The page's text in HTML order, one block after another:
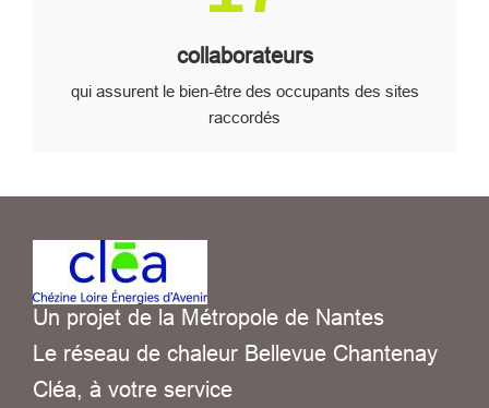
collaborateurs
qui assurent le bien-être des occupants des sites
raccordés
Un projet de la Métropole de Nantes
Le réseau de chaleur Bellevue Chantenay
Cléa, à votre service